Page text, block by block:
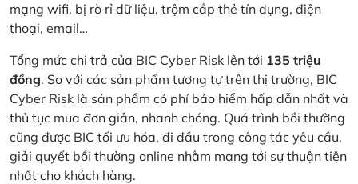
mạng wifi, bị rò rỉ dữ liệu, trộm cắp thẻ tín dụng, điện
thoại, email…
Tổng mức chi trả của BIC Cyber Risk lên tới 135 triệu
đồng. So với các sản phẩm tương tự trên thị trường, BIC
Cyber Risk là sản phẩm có phí bảo hiểm hấp dẫn nhất và
thủ tục mua đơn giản, nhanh chóng. Quá trình bồi thường
cũng được BIC tối ưu hóa, đi đầu trong công tác yêu cầu,
giải quyết bồi thường online nhằm mang tới sự thuận tiện
nhất cho khách hàng.